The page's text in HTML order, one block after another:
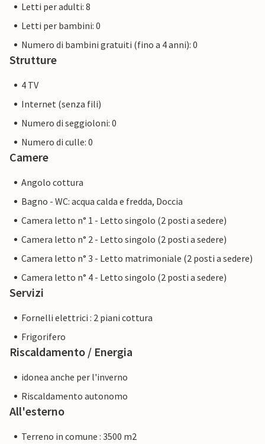
Letti per adulti: 8
Letti per bambini: 0
Numero di bambini gratuiti (fino a 4 anni): 0
Strutture
4 TV
Internet (senza fili)
Numero di seggioloni: 0
Numero di culle: 0
Camere
Angolo cottura
Bagno - WC: acqua calda e fredda, Doccia
Camera letto n° 1 - Letto singolo (2 posti a sedere)
Camera letto n° 2 - Letto singolo (2 posti a sedere)
Camera letto n° 3 - Letto matrimoniale (2 posti a sedere)
Camera letto n° 4 - Letto singolo (2 posti a sedere)
Servizi
Fornelli elettrici : 2 piani cottura
Frigorifero
Riscaldamento / Energia
idonea anche per l'inverno
Riscaldamento autonomo
All'esterno
Terreno in comune : 3500 m2